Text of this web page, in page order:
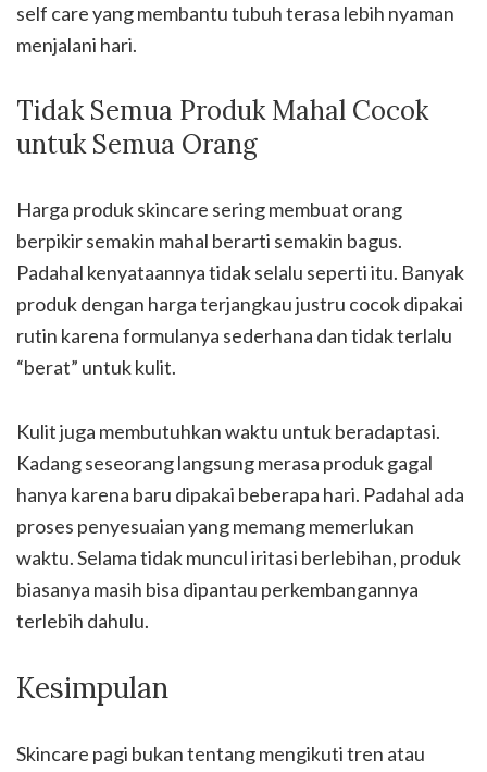
self care yang membantu tubuh terasa lebih nyaman
menjalani hari.
Tidak Semua Produk Mahal Cocok
untuk Semua Orang
Harga produk skincare sering membuat orang
berpikir semakin mahal berarti semakin bagus.
Padahal kenyataannya tidak selalu seperti itu. Banyak
produk dengan harga terjangkau justru cocok dipakai
rutin karena formulanya sederhana dan tidak terlalu
“berat” untuk kulit.
Kulit juga membutuhkan waktu untuk beradaptasi.
Kadang seseorang langsung merasa produk gagal
hanya karena baru dipakai beberapa hari. Padahal ada
proses penyesuaian yang memang memerlukan
waktu. Selama tidak muncul iritasi berlebihan, produk
biasanya masih bisa dipantau perkembangannya
terlebih dahulu.
Kesimpulan
Skincare pagi bukan tentang mengikuti tren atau